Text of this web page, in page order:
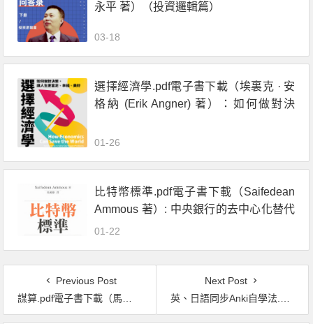
永平 著）（投資邏輯篇）
03-18
選擇經濟學.pdf電子書下載（埃裏克 · 安
格納 (Erik Angner) 著）：如何做對決
01-26
比特幣標準.pdf電子書下載（Saifedean
Ammous 著）: 中央銀行的去中心化替代
方案
01-22
Previous Post
謀算.pdf電子書下載（馬利德 (Richard McGregor) 著）：亞洲大局與全球主宰之爭
Next Post
英、日語同步Anki自學法.pdf電子書下載（簡羣 著）：我是靠此神器，最短時間通過日檢N1、多益975分